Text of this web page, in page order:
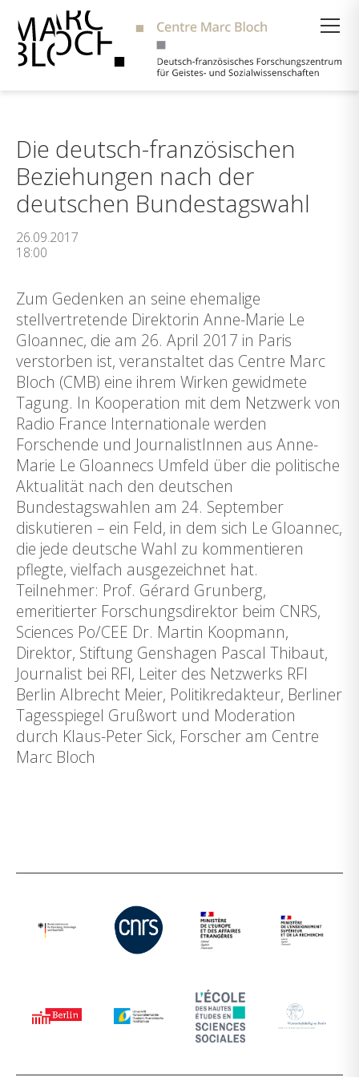
Die deutsch-französischen
Beziehungen nach der
deutschen Bundestagswahl
26.09.2017
18:00
Zum Gedenken an seine ehemalige
stellvertretende Direktorin Anne-Marie Le
Gloannec, die am 26. April 2017 in Paris
verstorben ist, veranstaltet das Centre Marc
Bloch (CMB) eine ihrem Wirken gewidmete
Tagung. In Kooperation mit dem Netzwerk von
Radio France Internationale werden
Forschende und JournalistInnen aus Anne-
Marie Le Gloannecs Umfeld über die politische
Aktualität nach den deutschen
Bundestagswahlen am 24. September
diskutieren – ein Feld, in dem sich Le Gloannec,
die jede deutsche Wahl zu kommentieren
pflegte, vielfach ausgezeichnet hat.
Teilnehmer: Prof. Gérard Grunberg,
emeritierter Forschungsdirektor beim CNRS,
Sciences Po/CEE Dr. Martin Koopmann,
Direktor, Stiftung Genshagen Pascal Thibaut,
Journalist bei RFI, Leiter des Netzwerks RFI
Berlin Albrecht Meier, Politikredakteur, Berliner
Tagesspiegel Grußwort und Moderation
durch Klaus-Peter Sick, Forscher am Centre
Marc Bloch